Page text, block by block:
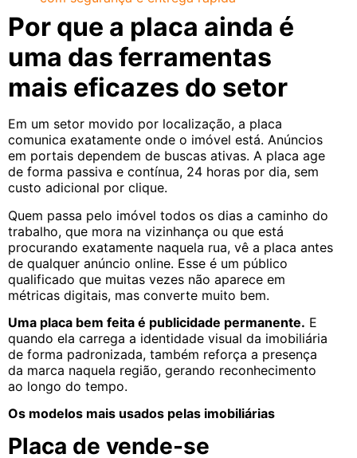
Por que a placa ainda é
uma das ferramentas
mais eficazes do setor
Em um setor movido por localização, a placa
comunica exatamente onde o imóvel está. Anúncios
em portais dependem de buscas ativas. A placa age
de forma passiva e contínua, 24 horas por dia, sem
custo adicional por clique.
Quem passa pelo imóvel todos os dias a caminho do
trabalho, que mora na vizinhança ou que está
procurando exatamente naquela rua, vê a placa antes
de qualquer anúncio online. Esse é um público
qualificado que muitas vezes não aparece em
métricas digitais, mas converte muito bem.
Uma placa bem feita é publicidade permanente. E
quando ela carrega a identidade visual da imobiliária
de forma padronizada, também reforça a presença
da marca naquela região, gerando reconhecimento
ao longo do tempo.
Os modelos mais usados pelas imobiliárias
Placa de vende-se